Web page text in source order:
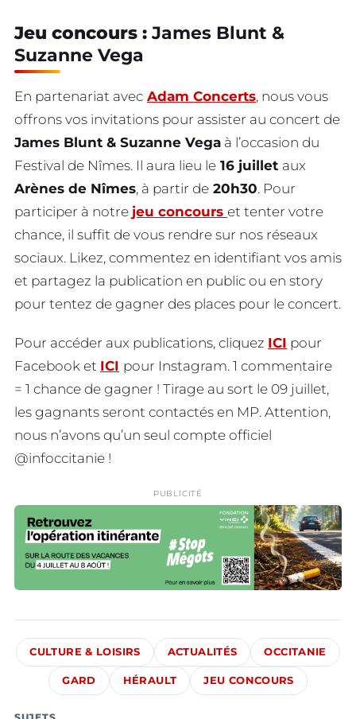
Jeu concours : James Blunt &
Suzanne Vega
En partenariat avec Adam Concerts, nous vous
offrons vos invitations pour assister au concert de
James Blunt & Suzanne Vega à l’occasion du
Festival de Nîmes. Il aura lieu le 16 juillet aux
Arènes de Nîmes, à partir de 20h30. Pour
participer à notre jeu concours et tenter votre
chance, il suffit de vous rendre sur nos réseaux
sociaux. Likez, commentez en identifiant vos amis
et partagez la publication en public ou en story
pour tentez de gagner des places pour le concert.
Pour accéder aux publications, cliquez ICI pour
Facebook et ICI pour Instagram. 1 commentaire
= 1 chance de gagner ! Tirage au sort le 09 juillet,
les gagnants seront contactés en MP. Attention,
nous n’avons qu’un seul compte officiel
@infoccitanie !
PUBLICITÉ
CULTURE & LOISIRS ACTUALITÉS OCCITANIE
GARD HÉRAULT JEU CONCOURS